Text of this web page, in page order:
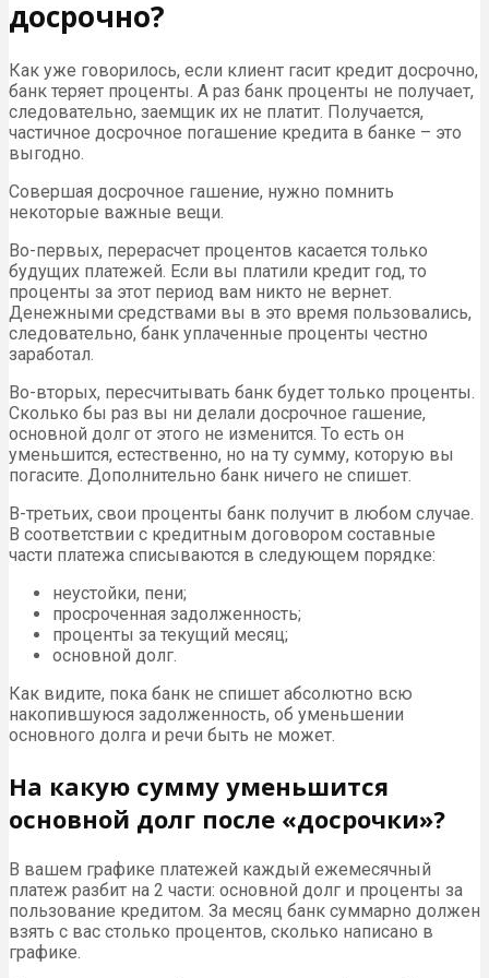
досрочно?
Как уже говорилось, если клиент гасит кредит досрочно,
банк теряет проценты. А раз банк проценты не получает,
следовательно, заемщик их не платит. Получается,
частичное досрочное погашение кредита в банке – это
выгодно.
Совершая досрочное гашение, нужно помнить
некоторые важные вещи.
Во-первых, перерасчет процентов касается только
будущих платежей. Если вы платили кредит год, то
проценты за этот период вам никто не вернет.
Денежными средствами вы в это время пользовались,
следовательно, банк уплаченные проценты честно
заработал.
Во-вторых, пересчитывать банк будет только проценты.
Сколько бы раз вы ни делали досрочное гашение,
основной долг от этого не изменится. То есть он
уменьшится, естественно, но на ту сумму, которую вы
погасите. Дополнительно банк ничего не спишет.
В-третьих, свои проценты банк получит в любом случае.
В соответствии с кредитным договором составные
части платежа списываются в следующем порядке:
неустойки, пени;
просроченная задолженность;
проценты за текущий месяц;
основной долг.
Как видите, пока банк не спишет абсолютно всю
накопившуюся задолженность, об уменьшении
основного долга и речи быть не может.
На какую сумму уменьшится
основной долг после «досрочки»?
В вашем графике платежей каждый ежемесячный
платеж разбит на 2 части: основной долг и проценты за
пользование кредитом. За месяц банк суммарно должен
взять с вас столько процентов, сколько написано в
графике.